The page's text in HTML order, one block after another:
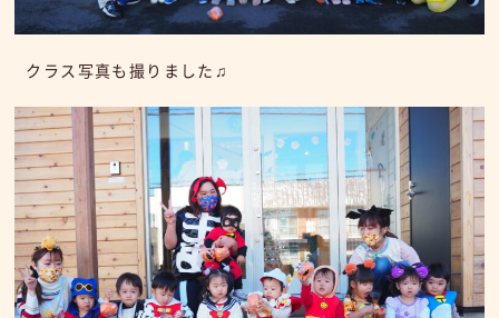
クラス写真も撮りました♫